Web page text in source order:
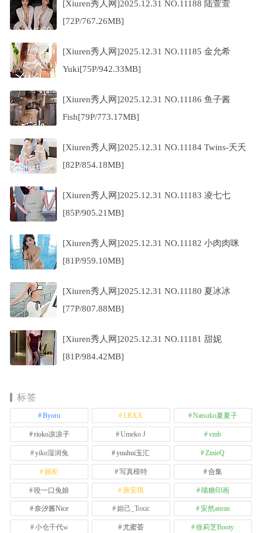
[Xiuren秀人网]2025.12.31 NO.11188 陆萱萱
[72P/767.26MB]
[Xiuren秀人网]2025.12.31 NO.11185 金允希
Yuki[75P/942.33MB]
[Xiuren秀人网]2025.12.31 NO.11186 鱼子酱
Fish[79P/773.17MB]
[Xiuren秀人网]2025.12.31 NO.11184 Twins-夭夭
[82P/854.18MB]
[Xiuren秀人网]2025.12.31 NO.11183 凌七七
[85P/905.21MB]
[Xiuren秀人网]2025.12.31 NO.11182 小肉肉咪
[81P/959.10MB]
[Xiuren秀人网]2025.12.31 NO.11180 夏冰冰
[77P/807.88MB]
[Xiuren秀人网]2025.12.31 NO.11181 甜妮
[81P/984.42MB]
标签
Byoru LRXX Natsuko夏夏子
rioko凉凉子 Umeko J vmb
yiko湿润兔 yuuhui玉汇 ZinieQ
丽柜 写真模特 合集
咬一口兔娘 唐安琪 喵糖印画
奈汐酱Nice 妲己_Toxic 安然anran
小仓千代w 尤蜜荟 徐莉芝Booty